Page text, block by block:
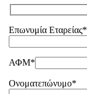
Επωνυμία Εταρείας*
ΑΦΜ*
Ονοματεπώνυμο*